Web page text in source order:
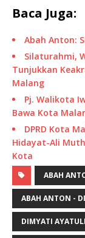
Baca Juga:
Abah Anton:
Silaturahmi,
Tunjukkan
Malang
Pj. Walikota
Bawa Kota
DPRD Kota
Hidayat-Ali
Kota
ABAH
ABAH ANTON -
DIMYATI